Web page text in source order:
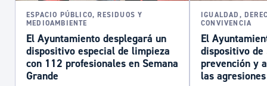
ESPACIO PÚBLICO, RESIDUOS Y
MEDIOAMBIENTE
El Ayuntamiento desplegará un
dispositivo especial de limpieza
con 112 profesionales en Semana
Grande
IGUALDAD,
CONVIVENCIA
El
dispositivo de
prevención y
las